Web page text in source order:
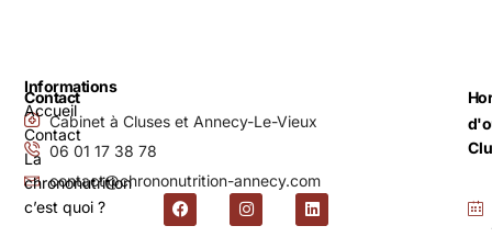
Contact
Cabinet à Cluses et Annecy-Le-Vieux
06 01 17 38 78
contact@chrononutrition-annecy.com
Informations
Accueil
Contact
La
chrononutrition
c’est quoi ?